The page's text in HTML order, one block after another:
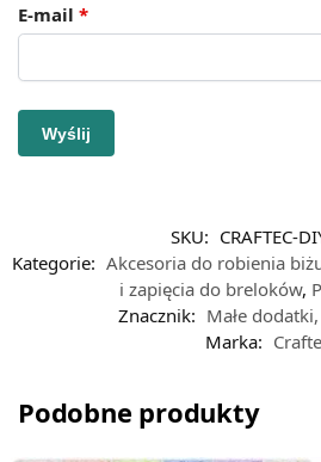
E-mail *
SKU: CRAFTEC-
Kategorie: Akcesoria do robienia
i zapięcia do breloków,
Znacznik: Małe
Marka:
Podobne produkty